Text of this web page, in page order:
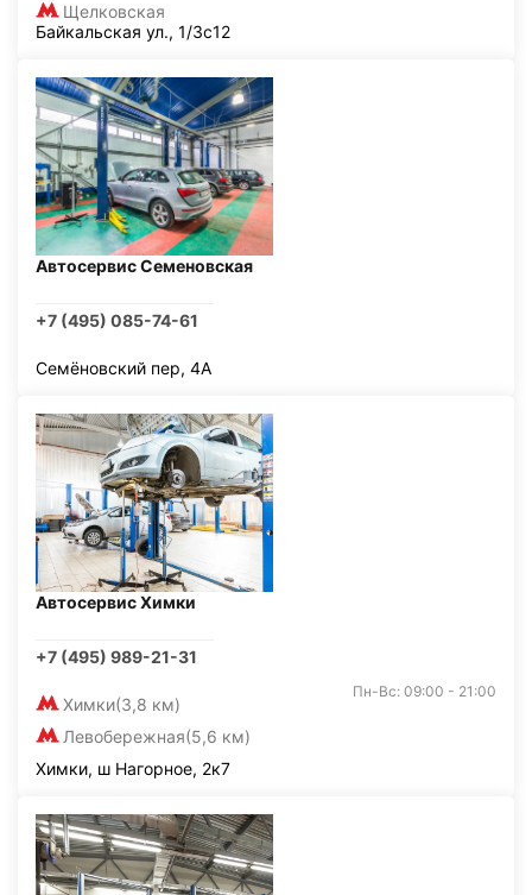
Щелковская
Байкальская ул., 1/3с12
Автосервис Семеновская
+7 (495) 085-74-61
Семёновский пер, 4А
Автосервис Химки
+7 (495) 989-21-31
Химки(3,8 км)
Левобережная(5,6 км)
Пн-Вс: 09:00 - 21:00
Химки, ш Нагорное, 2к7